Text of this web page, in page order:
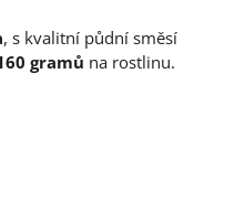
, s kvalitní půdní směsí
gramů na rostlinu.